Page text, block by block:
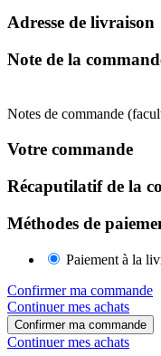
Adresse de livraison
Note de la
Notes de commande
Votre commande
Récaputilatif de la
Méthodes de
Paiement à la
Confirmer ma commande
Continuer mes achats
Confirmer ma commande
Continuer mes achats